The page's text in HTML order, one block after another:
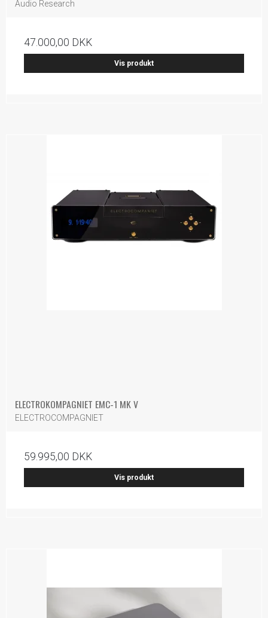
Audio Research
47.000,00 DKK
Vis produkt
ELECTROKOMPAGNIET EMC-1 MK V
ELECTROCOMPAGNIET
59.995,00 DKK
Vis produkt